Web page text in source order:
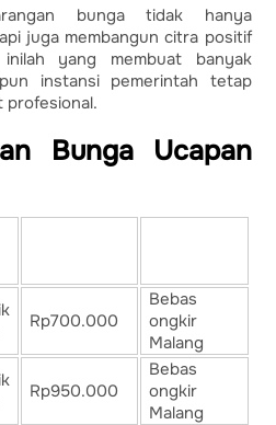
bunga tidak hanya
juga membangun citra positif
yang membuat banyak
instansi pemerintah tetap
profesional.
Bunga Ucapan
Rp700.000
Bebas
ongkir
Malang
Rp950.000
Bebas
ongkir
Malang